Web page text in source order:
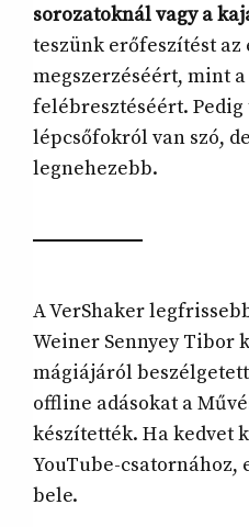
sorozatoknál vagy a
teszünk erőfeszítést az
megszerzéséért, mint
felébresztéséért. Pedig
lépcsőfokról van szó,
legnehezebb.
A VerShaker
Weiner Sennyey Tibor
mágiájáról
offline adásokat a
készítették. Ha kedvet
YouTube-csatornához,
bele.